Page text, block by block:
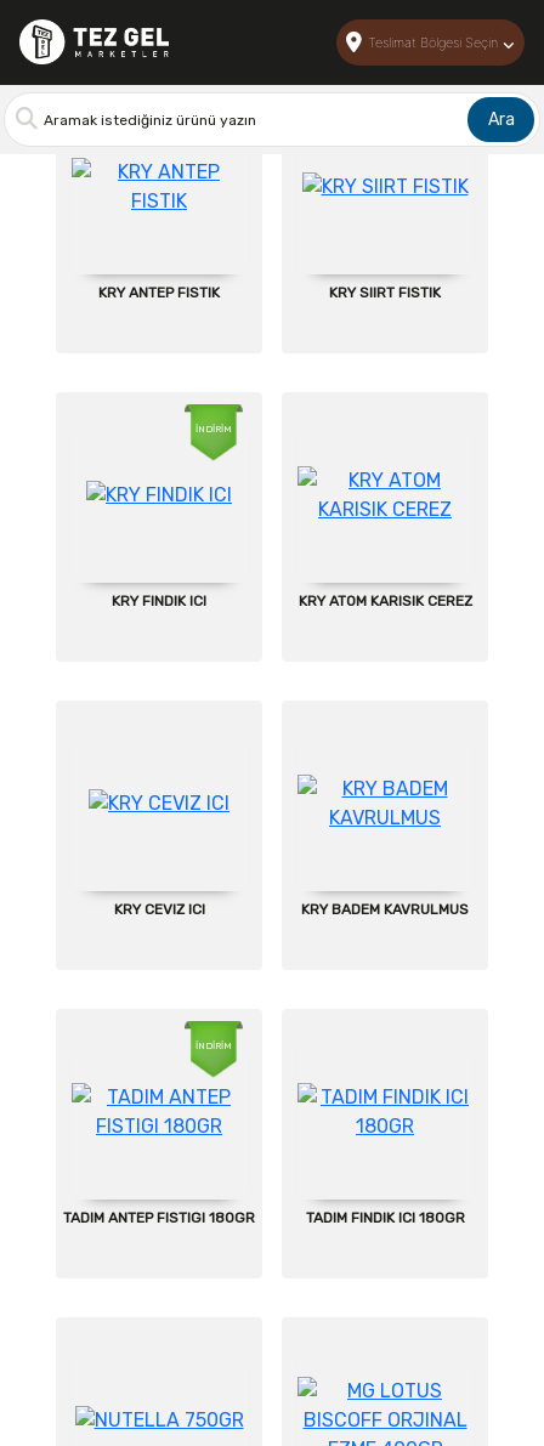
Teslimat Bölgesi Seçin
Ara
Anasayfa > Tüm Ürünler
KRY ANTEP FISTIK KRY SIIRT FISTIK
İNDİRİM
KRY FINDIK ICI KRY ATOM KARISIK CEREZ
KRY CEVIZ ICI KRY BADEM KAVRULMUS
İNDİRİM
TADIM ANTEP FISTIGI 180GR TADIM FINDIK ICI 180GR